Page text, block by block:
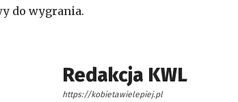
do wygrania.
Redakcja KWL
https://kobietawielepiej.pl